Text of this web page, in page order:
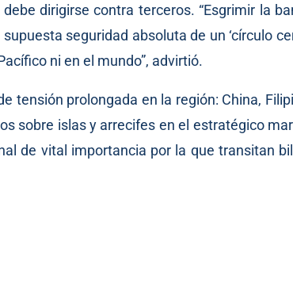
dirigirse contra terceros. “Esgrimir la
seguridad absoluta de un ‘círculo
ni en el mundo”, advirtió.
tensión prolongada en la región: China,
sobre islas y arrecifes en el estratégico
de vital importancia por la que transitan